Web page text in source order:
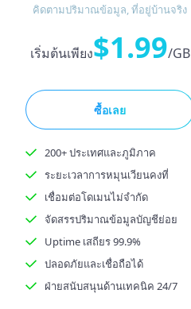
คิดตามปริมาณข้อมูล, ที่อยู่บ้านจริง
เริ่มต้นเพียง$1.99/GB
ซื้อเลย
200+ ประเทศและภูมิภาค
ระยะเวลาการหมุนเวียนคงที่
เชื่อมต่อโดเมนไม่จำกัด
จัดสรรปริมาณข้อมูลบัญชีย่อย
Uptime เสถียร 99.9%
ปลอดภัยและเชื่อถือได้
ฝ่ายสนับสนุนด้านเทคนิค 24/7